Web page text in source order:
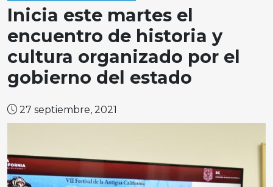
Inicia este martes el
encuentro de historia y
cultura organizado por el
gobierno del estado
27 septiembre, 2021